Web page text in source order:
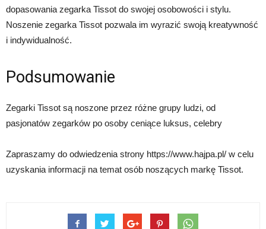
dopasowania zegarka Tissot do swojej osobowości i stylu.
Noszenie zegarka Tissot pozwala im wyrazić swoją kreatywność
i indywidualność.
Podsumowanie
Zegarki Tissot są noszone przez różne grupy ludzi, od
pasjonatów zegarków po osoby ceniące luksus, celebry
Zapraszamy do odwiedzenia strony https://www.hajpa.pl/ w celu
uzyskania informacji na temat osób noszących markę Tissot.